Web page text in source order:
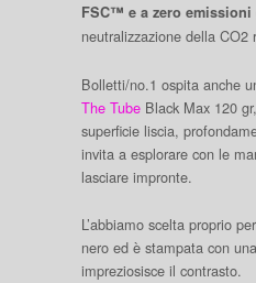
FSC™ e a zero emissioni
neutralizzazione della CO2
Bolletti/no.1 ospita anche
The Tube Black Max 120
superficie liscia,
invita a esplorare con le
lasciare impronte.
L’abbiamo scelta proprio
nero ed è stampata con
impreziosisce il contrasto.